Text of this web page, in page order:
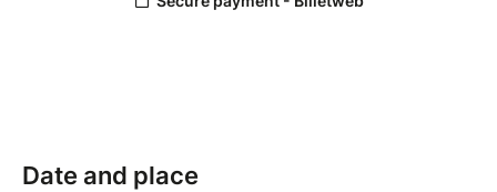
Date and place